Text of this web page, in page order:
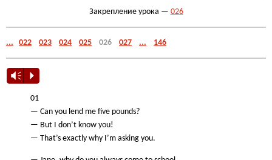
Закрепление урока — 026
... 022 023 024 025 026 027 ... 146
Vm P
01
— Can you lend me five pounds?
— But I don’t know you!
— That’s exactly why I’m asking you.